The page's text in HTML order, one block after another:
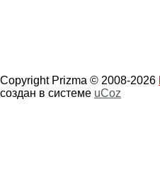
Copyright Prizma © 2008-2026
создан в системе uCoz